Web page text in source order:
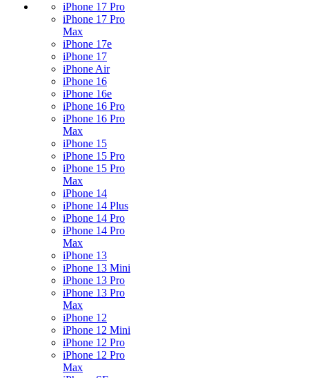
iPhone 17 Pro
iPhone 17 Pro
Max
iPhone 17e
iPhone 17
iPhone Air
iPhone 16
iPhone 16e
iPhone 16 Pro
iPhone 16 Pro
Max
iPhone 15
iPhone 15 Pro
iPhone 15 Pro
Max
iPhone 14
iPhone 14 Plus
iPhone 14 Pro
iPhone 14 Pro
Max
iPhone 13
iPhone 13 Mini
iPhone 13 Pro
iPhone 13 Pro
Max
iPhone 12
iPhone 12 Mini
iPhone 12 Pro
iPhone 12 Pro
Max